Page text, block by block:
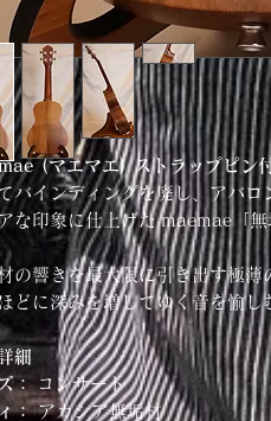
(マエマエ) ストラップピン
バインディングを廃し、アバロ
な印象に仕上げた maemae「
の響きを最大限に引き出す極薄
どに深みを増してゆく音を愉し
細
：コンサート
：アカシア無垢材